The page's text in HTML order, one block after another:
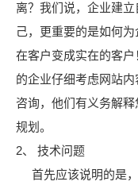
离？我们说，企业建
己，更重要的是如何
在客户变成实在的客
的企业仔细考虑网站
咨询，他们有义务解
规划。
2、 技术问题
首先应该说明的是，